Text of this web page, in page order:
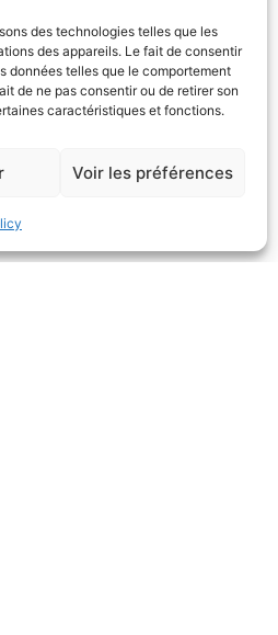
des technologies telles que les
des appareils. Le fait de consentir
données telles que le comportement
de ne pas consentir ou de retirer son
caractéristiques et fonctions.
Voir les préférences